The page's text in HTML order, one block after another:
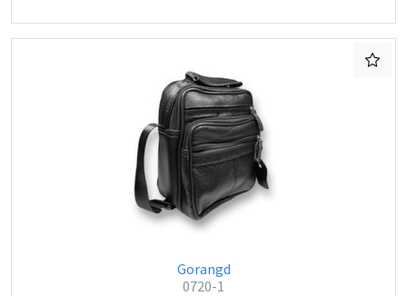
Gorangd
0720-1